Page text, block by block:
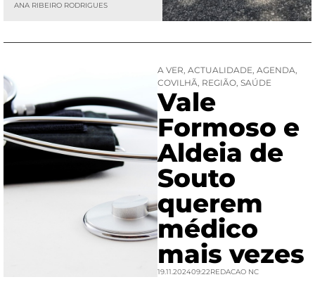
ANA RIBEIRO RODRIGUES
A VER, ACTUALIDADE, AGENDA,
COVILHÃ, REGIÃO, SAÚDE
Vale
Formoso e
Aldeia de
Souto
querem
médico
mais vezes
19.11.202409:22REDACAO NC